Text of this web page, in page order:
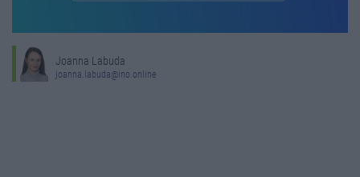
Joanna Labuda
joanna.labuda@ino.online